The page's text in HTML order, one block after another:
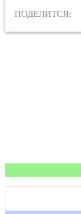
ПОДЕЛИТСЯ: